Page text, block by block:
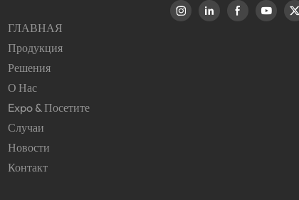
ГЛАВНАЯ
Продукция
Решения
О Нас
Expo & Посетите
Случаи
Новости
Контакт